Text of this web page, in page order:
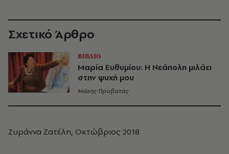
Σχετικό Άρθρο
ΒΙΒΛΙΟ
Μαρία Ευθυμίου: Η Νεάπολη μιλάει
στην ψυχή μου
Μάκης Προβατάς
Ζυράννα Ζατέλη, Οκτώβριος 2018